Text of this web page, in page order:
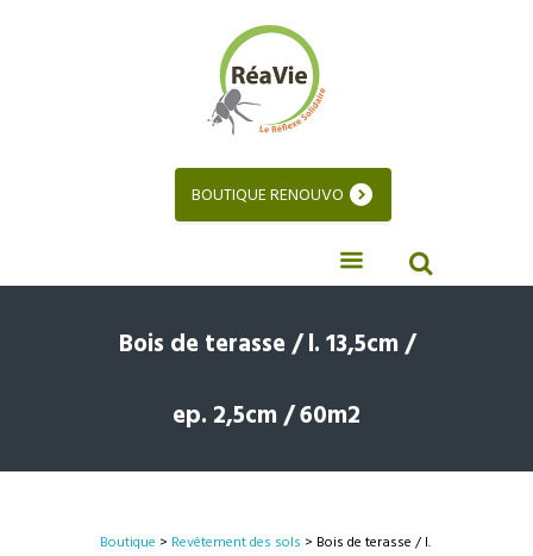
BOUTIQUE RENOUVO
Bois de terasse / l. 13,5cm /
ep. 2,5cm / 60m2
Boutique > Revêtement des sols > Bois de terasse / l.